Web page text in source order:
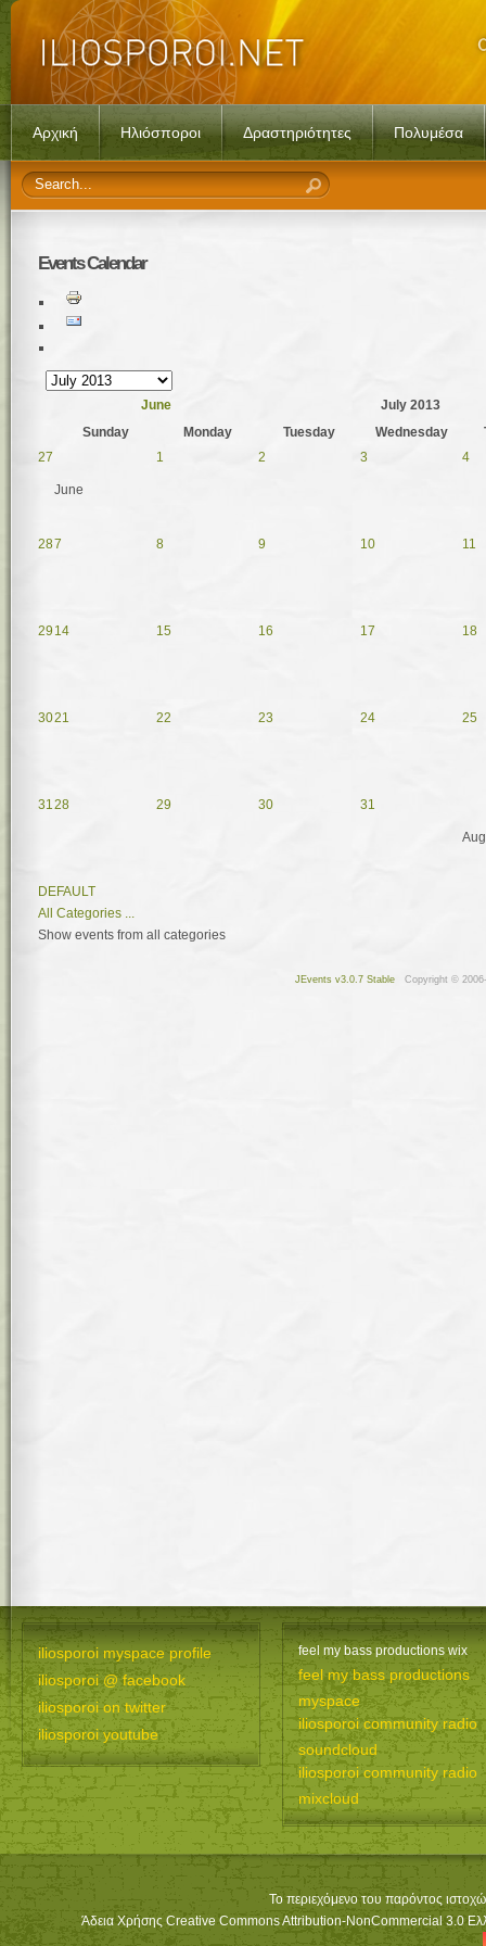
Αρχική Ηλιόσποροι Δραστηριότητες Πολυμέσα
EventsCalendar
June
July 2013
Sunday
Monday Tuesday Wednesday
27
June
1 2 3 4
287 8 9 10 11
29 14 15 16 17 18
3021 22 23 24 25
3128 29 30 31
DEFAULT
All Categories ...
Show events from all categories
JEvents v3.0.7 Stable Copyright ©
iliosporoi myspace profile
iliosporoi @ facebook
iliosporoi on twitter
iliosporoi youtube
feel my bass productions wix
feel my bass productions
myspace
iliosporoi community radio
soundcloud
iliosporoi community radio
mixcloud
Το περιεχόμενο του παρόντος
Άδεια Χρήσης Creative Commons Attribution-NonCommercial 3.0